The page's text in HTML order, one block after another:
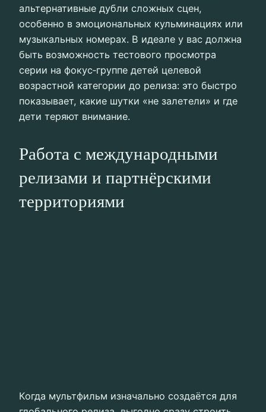
альтернативные дубли сложных сцен,
особенно в эмоциональных кульминациях или
музыкальных номерах. В идеале у вас должна
быть возможность тестового просмотра
серии на фокус‑группе детей целевой
возрастной категории до релиза: это быстро
показывает, какие шутки «не залетели» и где
дети теряют внимание.
Работа с международными
релизами и партнёрскими
территориями
Когда мультфильм изначально создаётся для